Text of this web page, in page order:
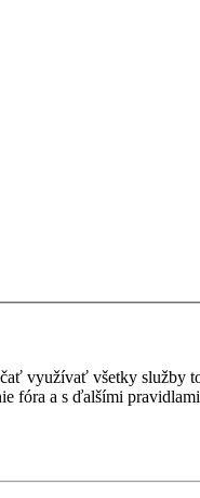
využívať všetky
fóra a s ďalšími